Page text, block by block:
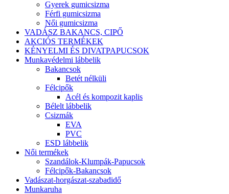
Gyerek gumicsizma
Férfi gumicsizma
Női gumicsizma
VADÁSZ BAKANCS, CIPŐ
AKCIÓS TERMÉKEK
KÉNYELMI ÉS DIVATPAPUCSOK
Munkavédelmi lábbelik
Bakancsok
Betét nélküli
Félcipők
Acél és kompozit kaplis
Bélelt lábbelik
Csizmák
EVA
PVC
ESD lábbelik
Női termékek
Szandálok-Klumpák-Papucsok
Félcipők-Bakancsok
Vadászat-horgászat-szabadidő
Munkaruha